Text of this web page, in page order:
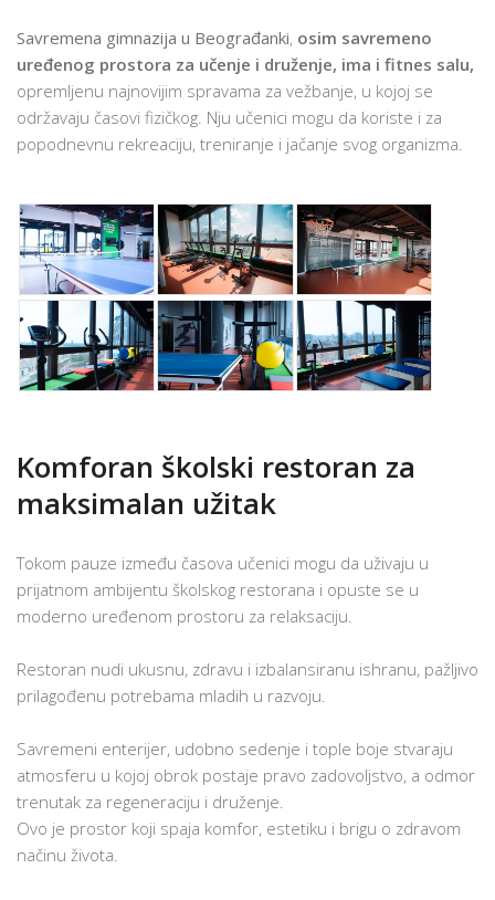
Savremena gimnazija u Beograđanki, osim savremeno
uređenog prostora za učenje i druženje, ima i fitnes salu,
opremljenu najnovijim spravama za vežbanje, u kojoj se
održavaju časovi fizičkog. Nju učenici mogu da koriste i za
popodnevnu rekreaciju, treniranje i jačanje svog organizma.
Komforan školski restoran za
maksimalan užitak
Tokom pauze između časova učenici mogu da uživaju u
prijatnom ambijentu školskog restorana i opuste se u
moderno uređenom prostoru za relaksaciju.
Restoran nudi ukusnu, zdravu i izbalansiranu ishranu, pažljivo
prilagođenu potrebama mladih u razvoju.
Savremeni enterijer, udobno sedenje i tople boje stvaraju
atmosferu u kojoj obrok postaje pravo zadovoljstvo, a odmor
trenutak za regeneraciju i druženje.
Ovo je prostor koji spaja komfor, estetiku i brigu o zdravom
načinu života.